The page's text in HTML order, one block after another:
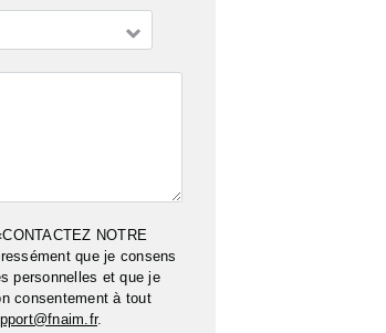
NOTRE
que je consens
personnelles et que je
consentement à tout
.